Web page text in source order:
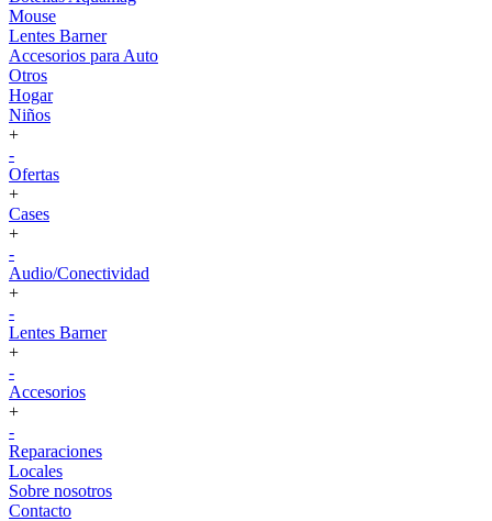
Mouse
Lentes Barner
Accesorios para Auto
Otros
Hogar
Niños
+
-
Ofertas
+
Cases
+
-
Audio/Conectividad
+
-
Lentes Barner
+
-
Accesorios
+
-
Reparaciones
Locales
Sobre nosotros
Contacto